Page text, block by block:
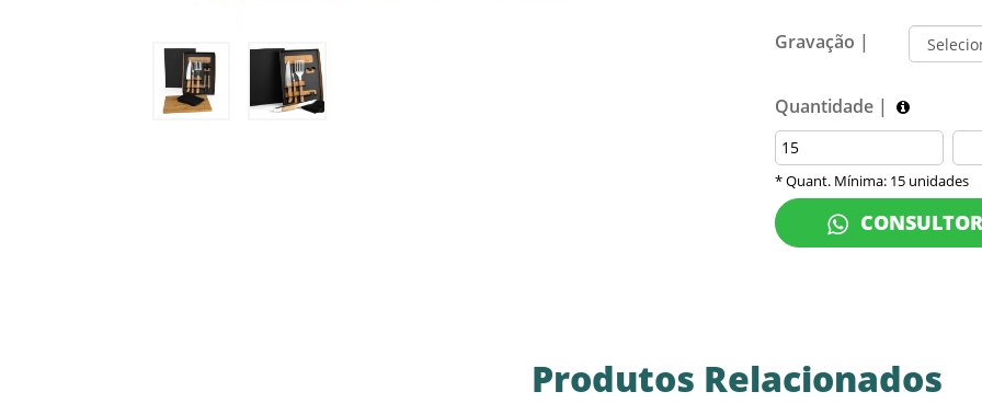
Gravação |
Quantidade |
* Quant. Mínima: 15 unidades
CONSULTOR
Produtos Relacionados